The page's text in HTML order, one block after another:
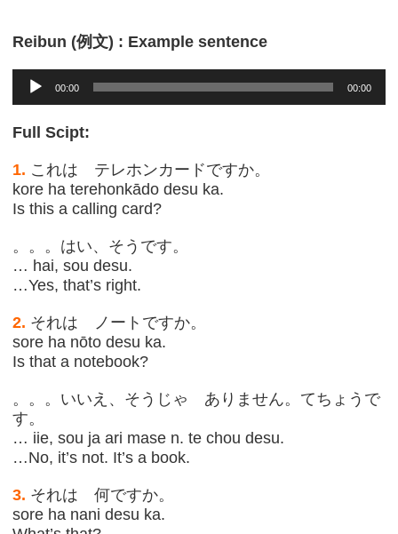
Reibun (例文) : Example sentence
Audio
Player
00:00 00:00
Full Scipt:
1. これは テレホンカードですか。
kore ha terehonkādo desu ka.
Is this a calling card?
。。。はい、そうです。
… hai, sou desu.
…Yes, that’s right.
2. それは ノートですか。
sore ha nōto desu ka.
Is that a notebook?
。。。いいえ、そうじゃ ありません。てちょうで
す。
… iie, sou ja ari mase n. te chou desu.
…No, it’s not. It’s a book.
3. それは 何ですか。
sore ha nani desu ka.